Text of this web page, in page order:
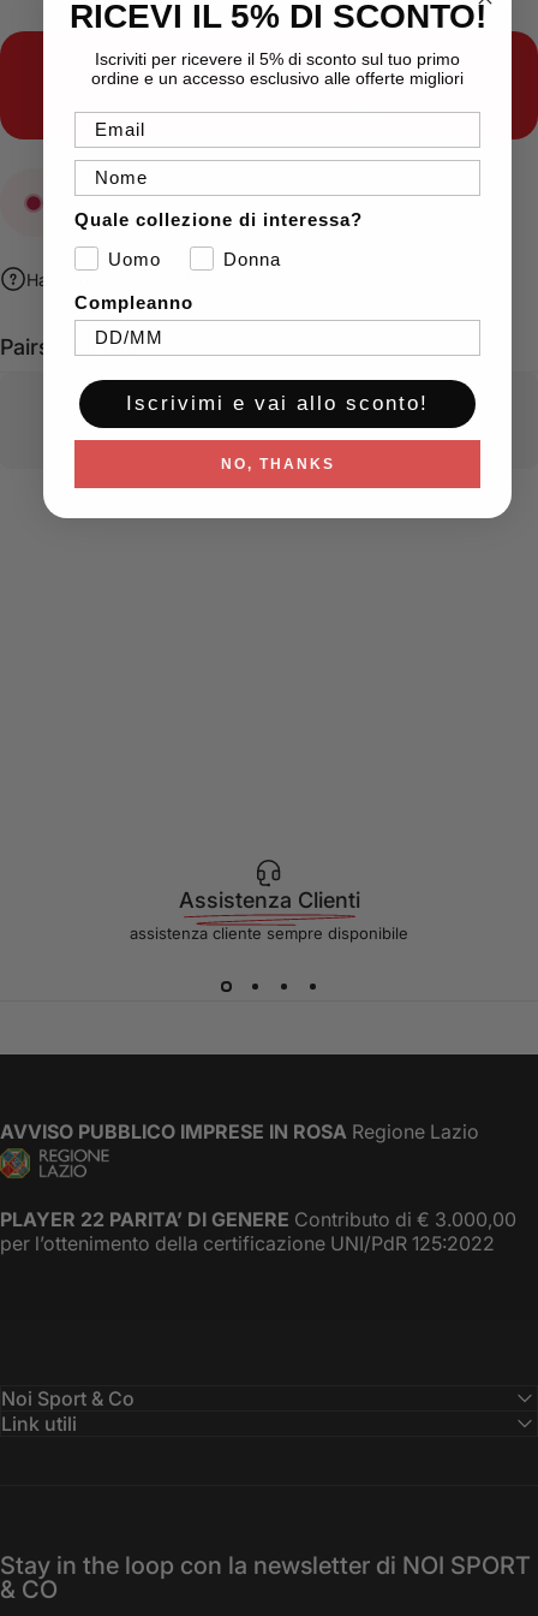
Indecisione sugli acquisti?
Esaurito
Hai bisogno di aiuto?
Pairs well with
Assistenza Clienti
assistenza cliente sempre disponibile
AVVISO PUBBLICO IMPRESE IN ROSA Regione Lazio
PLAYER 22 PARITA’ DI GENERE Contributo di € 3.000,00
per l’ottenimento della certificazione UNI/PdR 125:2022
Noi Sport & Co
Link utili
Stay in the loop con la newsletter di NOI SPORT
& CO
RICEVI IL 5% DI SCONTO!
Iscriviti per ricevere il 5% di sconto sul tuo primo
ordine e un accesso esclusivo alle offerte migliori
Email
Nome
Quale collezione di interessa?
Uomo
Donna
Compleanno
Iscrivimi e vai allo sconto!
NO, THANKS